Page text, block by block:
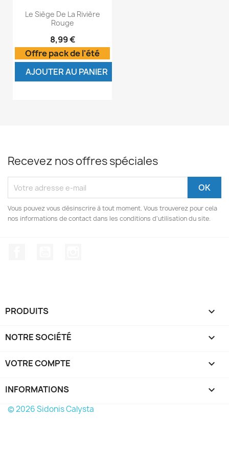
Le Siège De La Rivière
Rouge
8,99 €
Offre pack de l'été
AJOUTER AU PANIER
Recevez nos offres spéciales
Vous pouvez vous désinscrire à tout moment. Vous trouverez pour cela
nos informations de contact dans les conditions d'utilisation du site.
PRODUITS 
NOTRE SOCIÉTÉ 
VOTRE COMPTE 
INFORMATIONS keyboard_arrow_down
© 2026 Sidonis Calysta